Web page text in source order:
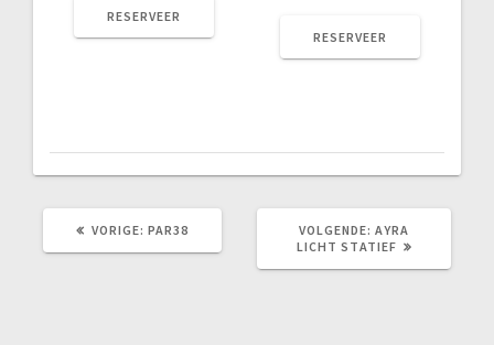
RESERVEER
RESERVEER
VORIGE: VORIG
PAR38 VOLGENDE: VOLGEND
BERICHT:
AYRA
LICHT STATIEF